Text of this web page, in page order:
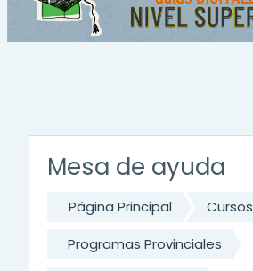
Mesa de ayuda
Página Principal
Cursos
Programas Provinciales